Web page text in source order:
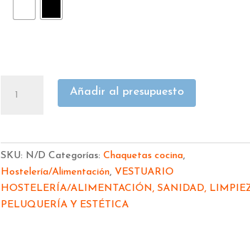
CHAQUETA
COCINA
APIS
930016
cantidad
Añadir al presupuesto
SKU: N/D Categorías:Chaquetas cocina,
Hostelería/Alimentación, VESTUARIO
HOSTELERÍA/ALIMENTACIÓN, SANIDAD,
PELUQUERÍA Y ESTÉTICA